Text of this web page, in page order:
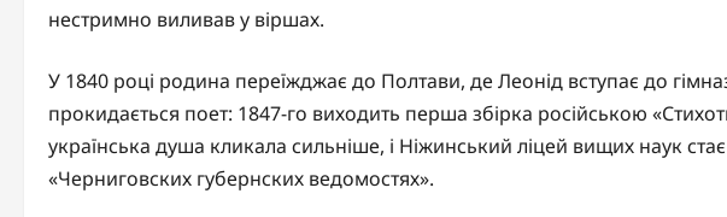
нестримно виливав у віршах.
У 1840 році родина переїжджає до Полтави, де Леонід вступає до
прокидається поет: 1847-го виходить перша збірка російською
українська душа кликала сильніше, і Ніжинський ліцей вищих наук
«Черниговских губернских ведомостях».